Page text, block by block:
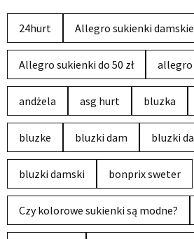
24hurt Allegro sukienki
Allegro sukienki do 50 zł allegro
andżela asg hurt bluzka
bluzke bluzki dam bluzki
bluzki damski bonprix sweter
Czy kolorowe sukienki są modne?